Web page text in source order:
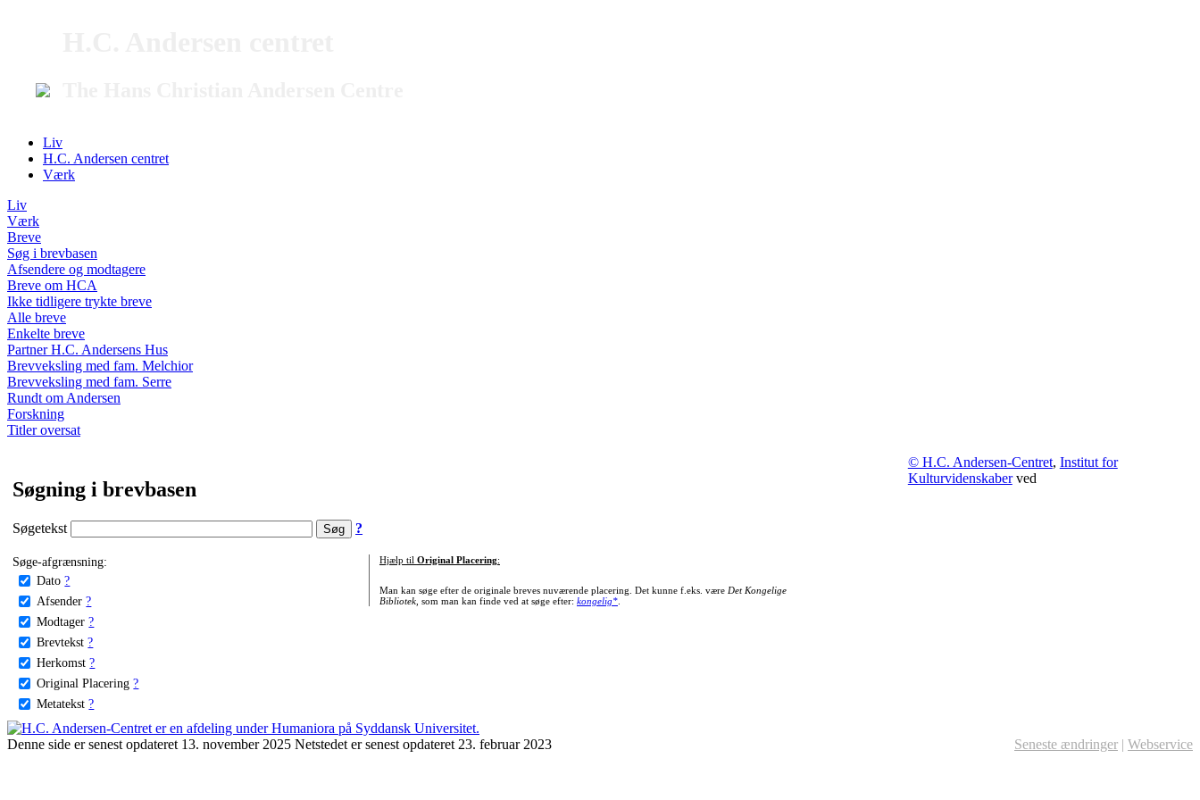
Liv
H.C. Andersen centret
Værk
Liv
Værk
Breve
Søg i brevbasen
Afsendere og modtagere
Breve om HCA
Ikke tidligere trykte breve
Alle breve
Enkelte breve
Partner H.C. Andersens Hus
Brevveksling med fam. Melchior
Brevveksling med fam. Serre
Rundt om Andersen
Forskning
Titler oversat
Søgning i brevbasen
Søgetekst ?
Søge-afgrænsning:
Dato ?
Afsender ?
Modtager ?
Brevtekst ?
Herkomst ?
Original Placering ?
Metatekst ?
Hjælp til Original Placering:
Man kan søge efter de originale breves nuværende placering. Det kunne f.eks. være Det Kongelige
Bibliotek, som man kan finde ved at søge efter: kongelig*.
© H.C. Andersen-Centret, Institut for
Kulturvidenskaberved
Denne side er senest opdateret 13. november 2025 Netstedet er senest opdateret 23. februar 2023 Seneste ændringer | Webservice